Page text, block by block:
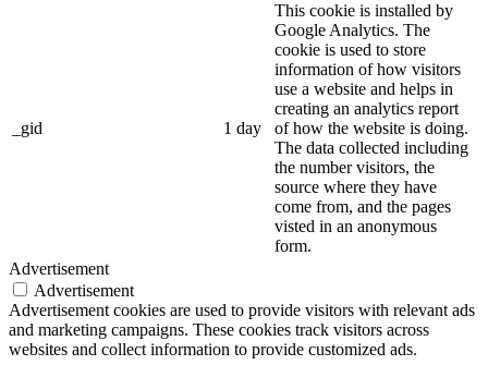
_gid 1 day
This cookie is installed by
Google Analytics. The
cookie is used to store
information of how visitors
use a website and helps in
creating an analytics report
of how the website is doing.
The data collected including
the number visitors, the
source where they have
come from, and the pages
visted in an anonymous
form.
Advertisement
Advertisement
Advertisement cookies are used to provide visitors with relevant ads
and marketing campaigns. These cookies track visitors across
websites and collect information to provide customized ads.